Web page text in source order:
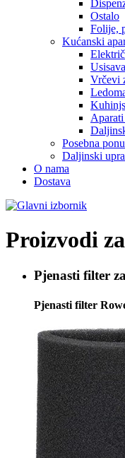
Ostalo
Folije,
Kućanski
Vrčevi
Posebna
Daljinski
O nama
Dostava
Proizvodi
Pjenasti filter
Pjenasti filter